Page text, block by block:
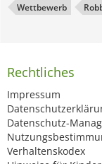
Wettbewerb
Rechtliches
Impressum
Datenschutz-
Verhaltenskodex